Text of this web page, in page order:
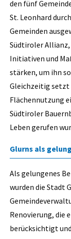
den fünf
St. Leonhard
Gemeinden
Südtiroler Allianz,
Initiativen und
stärken, um ihn
Gleichzeitig setzt
Flächennutzung
Südtiroler
Leben gerufen
Glurns als
Als gelungenes
wurden die Stadt
Renovierung, die
berücksichtigt